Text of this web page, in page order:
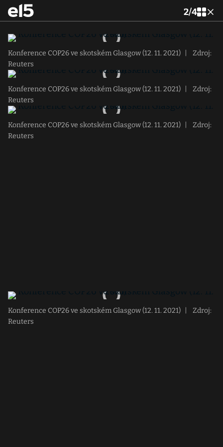
2/4
Konference COP26 ve skotském Glasgow (12. 11. 2021)
Zdroj:
Reuters
Konference COP26 ve skotském Glasgow (12. 11. 2021)
Zdroj:
Reuters
Konference COP26 ve skotském Glasgow (12. 11. 2021)
Zdroj:
Reuters
Konference COP26 ve skotském Glasgow (12. 11. 2021)
Zdroj:
Reuters